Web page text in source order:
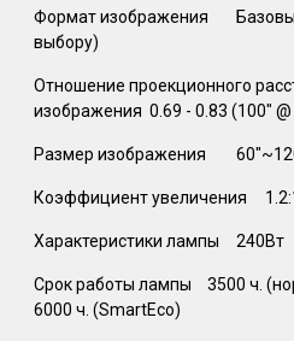
Формат изображения‎
выбору)‎
Отношение проекционного
изображения‎ 0.69 - 0.83 (100"
Размер изображения‎
Коэффициент увеличения‎
Характеристики лампы‎ 240Вт‎
Срок работы лампы‎
3500 ч.
6000 ч. (SmartEco) ‎